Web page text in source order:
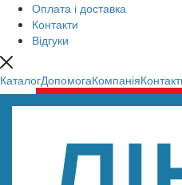
Оплата і доставка
Контакти
Відгуки
КаталогДопомогаКомпанія